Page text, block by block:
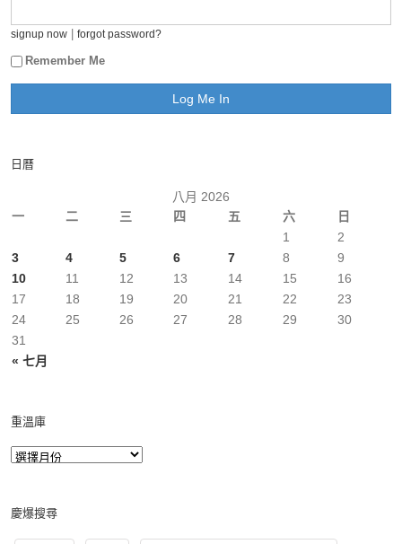
signup now forgot password?
Remember Me
日曆
八月 2026
一
二 三 四 五 六 日
« 七月
1
2
3
4 5 6 7 8
9
10
11 12 13 14 15
16
17
18 19 20 21 22
23
24
25 26 27 28 29
30
31
重溫庫
慶爆搜尋